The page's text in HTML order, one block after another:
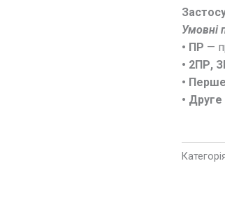
Умовні
• ПР —
• 2ПР,
•
•